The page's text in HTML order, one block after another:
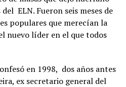
ELN. Fueron seis meses de
populares que merecían la
nuevo líder en el que todos
en 1998, dos años antes
ex secretario general del